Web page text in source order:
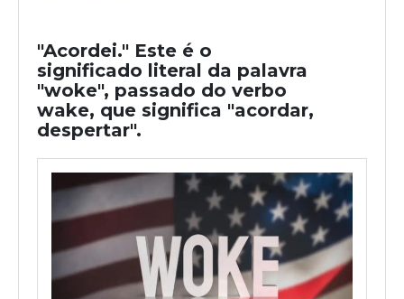
"Acordei." Este é o
significado literal da palavra
"woke", passado do verbo
wake, que significa "acordar,
despertar".